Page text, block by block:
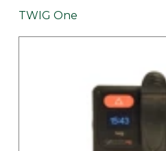
TWIG One